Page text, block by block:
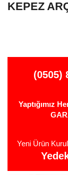
KEPEZ
(0505)
Yaptığımız
Yeni Ürün